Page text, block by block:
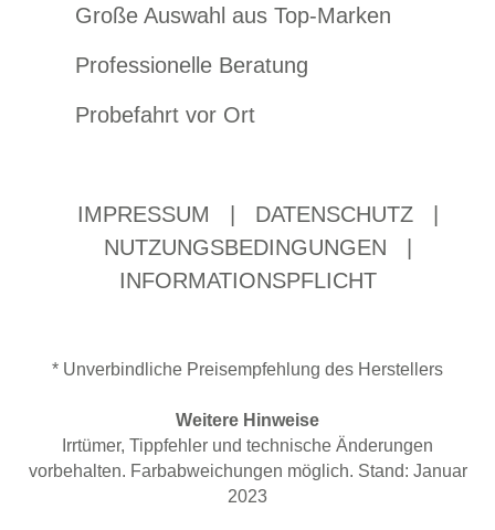
Große Auswahl aus Top-Marken
Professionelle Beratung
Probefahrt vor Ort
IMPRESSUM DATENSCHUTZ
NUTZUNGSBEDINGUNGEN
INFORMATIONSPFLICHT
* Unverbindliche Preisempfehlung des Herstellers
Weitere Hinweise
Irrtümer, Tippfehler und technische Änderungen
vorbehalten. Farbabweichungen möglich. Stand: Januar
2023